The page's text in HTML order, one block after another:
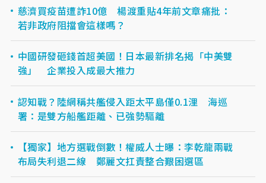
慈濟買疫苗遭詐10億 楊渡重貼4年前文章痛批：
若非政府阻擋會這樣嗎？
中國研發砸錢首超美國！日本最新排名揭「中美雙
強」 企業投入成最大推力
認知戰？陸網稱共艦侵入距太平島僅0.1浬 海巡
署：是雙方船艦距離、已強勢驅離
【獨家】地方選戰倒數！權威人士曝：李乾龍兩戰
布局失利退二線 鄭麗文扛責整合艱困選區